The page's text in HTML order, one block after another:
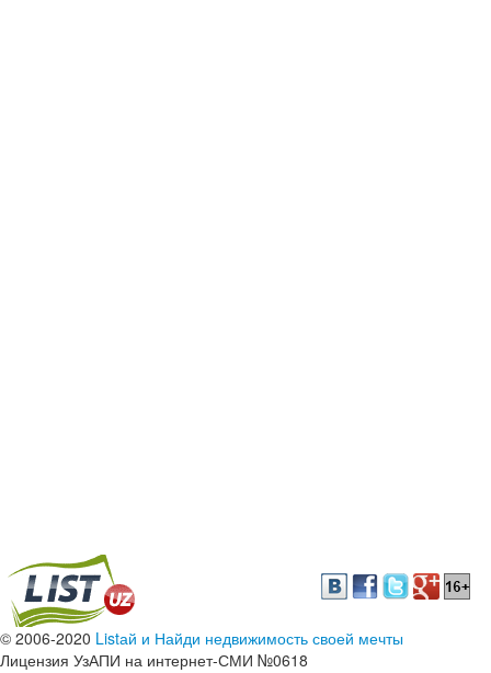
© 2006-2020 Listай и Найди недвижимость своей мечты
Лицензия УзАПИ на интернет-СМИ №0618